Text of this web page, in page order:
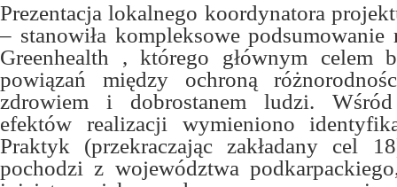
Prezentacja lokalnego koordynatora
– stanowiła kompleksowe
Greenhealth , którego głównym celem
powiązań między ochroną
zdrowiem i dobrostanem ludzi. Wśród
efektów realizacji wymieniono
Praktyk (przekraczając zakładany cel
pochodzi z województwa